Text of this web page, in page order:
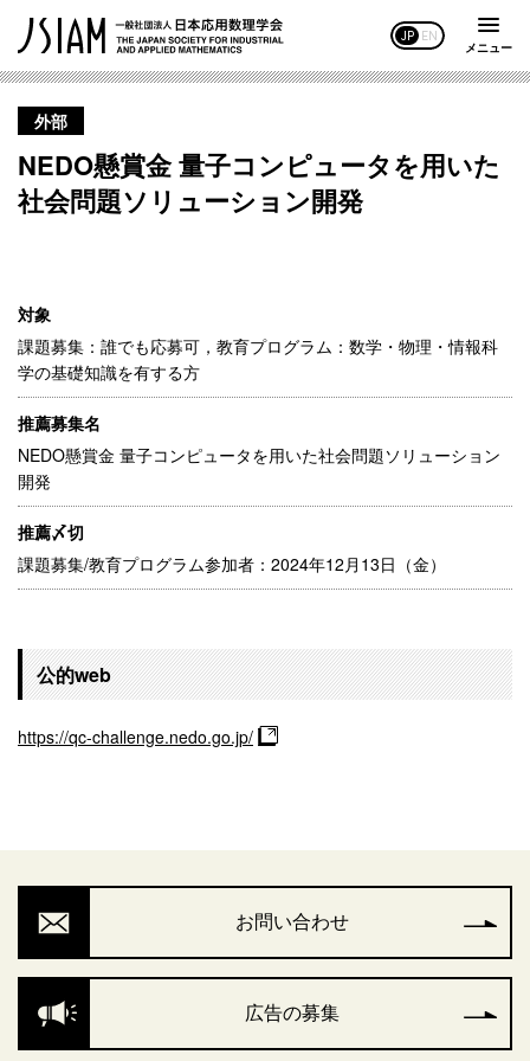
JP EN
メニュー
外部
NEDO懸賞金 量子コンピュータを用いた
社会問題ソリューション開発
対象
課題募集：誰でも応募可，教育プログラム：数学・物理・情報科
学の基礎知識を有する方
推薦募集名
NEDO懸賞金 量子コンピュータを用いた社会問題ソリューション
開発
推薦〆切
課題募集/教育プログラム参加者：2024年12月13日（金）
公的web
https://qc-challenge.nedo.go.jp/
お問い合わせ
広告の募集